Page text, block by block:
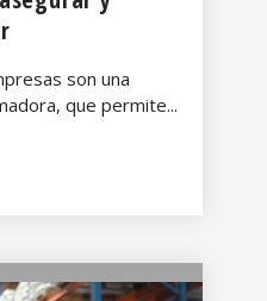
son una
que permite...